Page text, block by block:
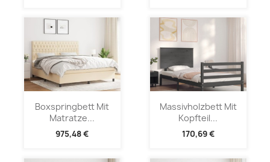
Boxspringbett Mit
Matratze...
975,48 €
Massivholzbett Mit
Kopfteil...
170,69 €